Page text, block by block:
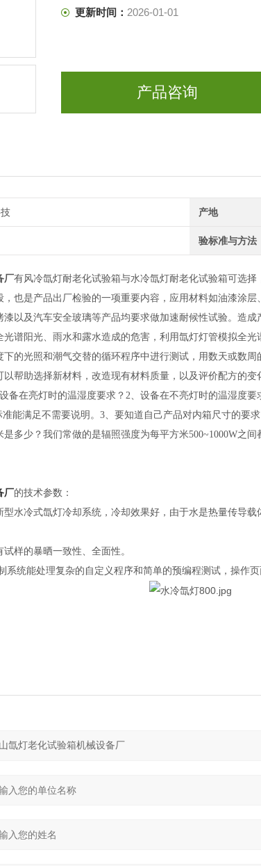
更新时间： 2026-01-01
产品咨询
产地
验标准与方法
厂有风冷氙灯耐老化试验箱与水冷氙灯耐老化试验箱可选
也是产品出厂检验的一项重要内容，应用材料如油漆涂
以及汽车安全玻璃等产品均要求做加速耐候性试验。造
谱阳光、雨水和露水造成的危害，利用氙灯灯管模拟全
的光照和潮气交替的循环程序中进行测试，用数天或数
帮助选择新材料，改造现有材料质量，以及评价配方的
备在亮灯时的温湿度要求？2、设备在不亮灯时的温湿度
能满足不需要说明。3、要知道自己产品对内箱尺寸的要
是多少？我们常做的是辐照强度为每平方米500~1000W之
厂的技术参数：
水冷式氙灯冷却系统，冷却效果好，由于水是热量传导载
样的暴晒一致性、全面性。
统能处理复杂的自定义程序和简单的预编程测试，操作页